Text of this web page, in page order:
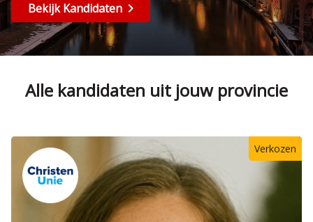
Bekijk Kandidaten
Alle kandidaten uit jouw provincie
Verkozen